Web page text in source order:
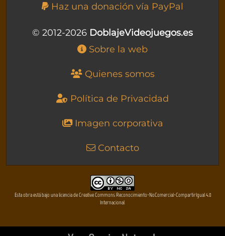
Haz una donación vía PayPal
© 2012-2026 DoblajeVideojuegos.es
Sobre la web
Quienes somos
Política de Privacidad
Imagen corporativa
Contacto
Esta obra está bajo una licencia de Creative Commons Reconocimiento-NoComercial-CompartirIgual 4.0
Internacional